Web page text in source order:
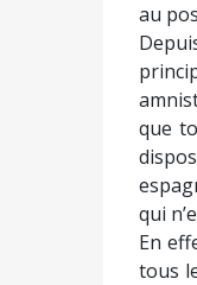
au
que
qui
En
tous